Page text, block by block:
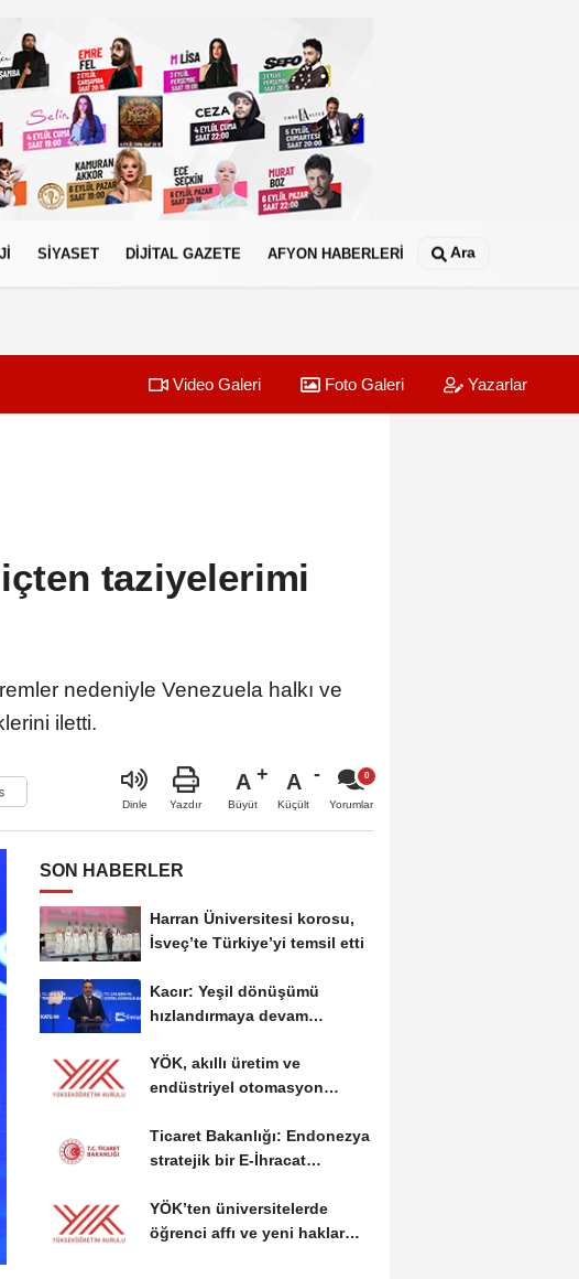
SİYASET DİJİTAL GAZETE AFYON HABERLERİ Ara
Video Galeri Foto Galeri Yazarlar
taziyelerimi
nedeniyle Venezuela halkı ve
iletti.
Dinle Yazdır
A
Büyüt
A
Küçült Yorumlar
SON HABERLER
Harran Üniversitesi korosu,
İsveç’te Türkiye’yi temsil etti
Kacır: Yeşil dönüşümü
hızlandırmaya devam
YÖK, akıllı üretim ve
endüstriyel otomasyon
Ticaret Bakanlığı: Endonezya
stratejik bir E-İhracat
YÖK’ten üniversitelerde
öğrenci affı ve yeni haklar